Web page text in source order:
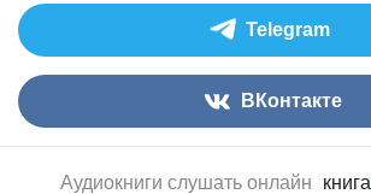
Telegram
ВКонтакте
Аудиокниги слушать онлайн книга